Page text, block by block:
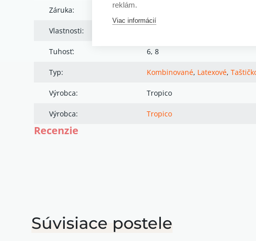
Záruka:
Vlastnosti:
Tuhosť: 6, 8
Typ: Kombinované, Latexové,
Výrobca: Tropico
Výrobca: Tropico
Recenzie
Súvisiace postele
reklám.
Viac informácií